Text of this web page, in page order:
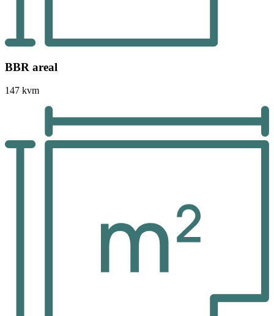
BBR areal
147 kvm